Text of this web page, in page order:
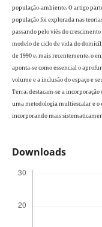
população-ambiente. O artigo
população foi explorada nas
passando pelo viés do
modelo de ciclo de vida do
de 1990 e, mais recentemente, o
aponta-se como essencial o
volume e a inclusão do espaço e
Terra, destacam-se a
uma metodologia multiescalar e o
incorporando mais
Downloads